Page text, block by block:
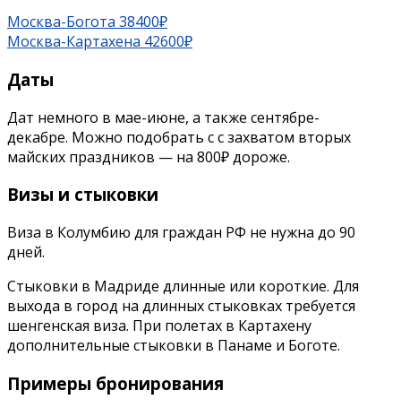
Москва-Богота 38400₽
Москва-Картахена 42600₽
Даты
Дат немного в мае-июне, а также сентябре-
декабре. Можно подобрать с с захватом вторых
майских праздников — на 800₽ дороже.
Визы и стыковки
Виза в Колумбию для граждан РФ не нужна до 90
дней.
Стыковки в Мадриде длинные или короткие. Для
выхода в город на длинных стыковках требуется
шенгенская виза. При полетах в Картахену
дополнительные стыковки в Панаме и Боготе.
Примеры бронирования